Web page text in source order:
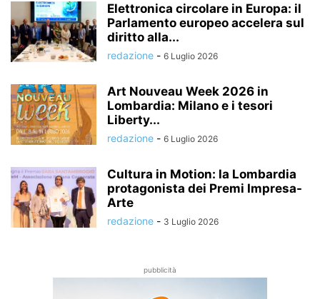
Elettronica circolare in Europa: il
Parlamento europeo accelera sul
diritto alla...
redazione - 6 Luglio 2026
Art Nouveau Week 2026 in
Lombardia: Milano e i tesori
Liberty...
redazione - 6 Luglio 2026
Cultura in Motion: la Lombardia
protagonista dei Premi Impresa-
Arte
redazione - 3 Luglio 2026
pubblicità